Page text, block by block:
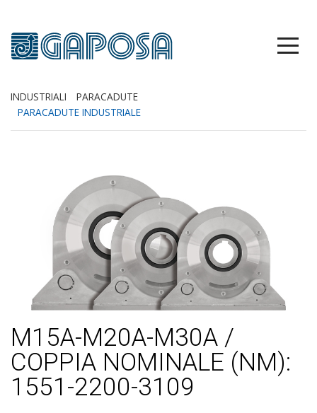
INDUSTRIALI
PARACADUTE
PARACADUTE INDUSTRIALE
M15A-M20A-M30A /
COPPIA NOMINALE (NM):
1551-2200-3109